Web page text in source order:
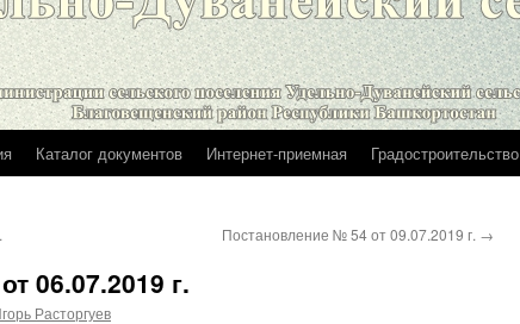
Каталог документов Интернет-приемная Градостроительство
Постановление № 54 от 09.07.2019 г. →
06.07.2019 г.
Расторгуев